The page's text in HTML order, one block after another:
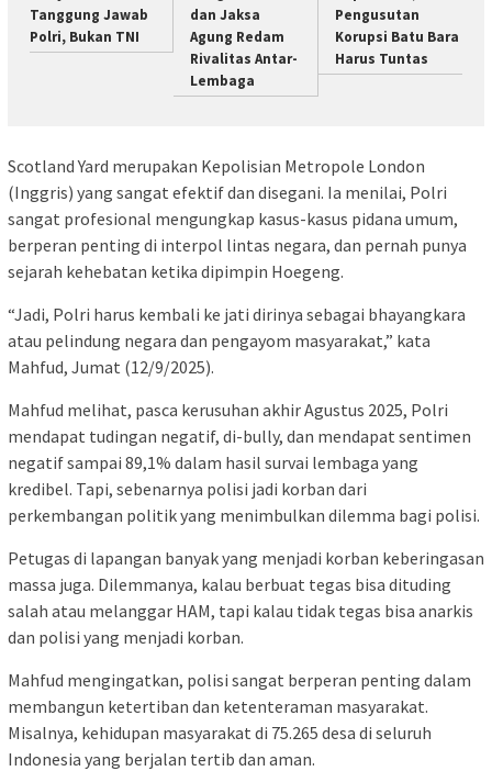
Tanggung Jawab
Polri, Bukan TNI
dan Jaksa
Agung Redam
Rivalitas Antar-
Lembaga
Pengusutan
Korupsi Batu Bara
Harus Tuntas
Scotland Yard merupakan Kepolisian Metropole London
(Inggris) yang sangat efektif dan disegani. Ia menilai, Polri
sangat profesional mengungkap kasus-kasus pidana umum,
berperan penting di interpol lintas negara, dan pernah punya
sejarah kehebatan ketika dipimpin Hoegeng.
“Jadi, Polri harus kembali ke jati dirinya sebagai bhayangkara
atau pelindung negara dan pengayom masyarakat,” kata
Mahfud, Jumat (12/9/2025).
Mahfud melihat, pasca kerusuhan akhir Agustus 2025, Polri
mendapat tudingan negatif, di-bully, dan mendapat sentimen
negatif sampai 89,1% dalam hasil survai lembaga yang
kredibel. Tapi, sebenarnya polisi jadi korban dari
perkembangan politik yang menimbulkan dilemma bagi polisi.
Petugas di lapangan banyak yang menjadi korban keberingasan
massa juga. Dilemmanya, kalau berbuat tegas bisa dituding
salah atau melanggar HAM, tapi kalau tidak tegas bisa anarkis
dan polisi yang menjadi korban.
Mahfud mengingatkan, polisi sangat berperan penting dalam
membangun ketertiban dan ketenteraman masyarakat.
Misalnya, kehidupan masyarakat di 75.265 desa di seluruh
Indonesia yang berjalan tertib dan aman.